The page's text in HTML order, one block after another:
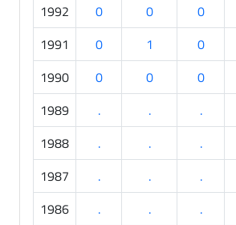
1992
0 0 0
1991
0 1 0
1990
0 0 0
1989
. . .
1988
. . .
1987
. . .
1986
. . .